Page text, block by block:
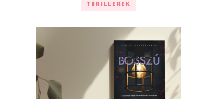
THRILLEREK